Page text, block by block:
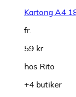
Kartong A4
fr.
59 kr
hos Rito
+4 butiker